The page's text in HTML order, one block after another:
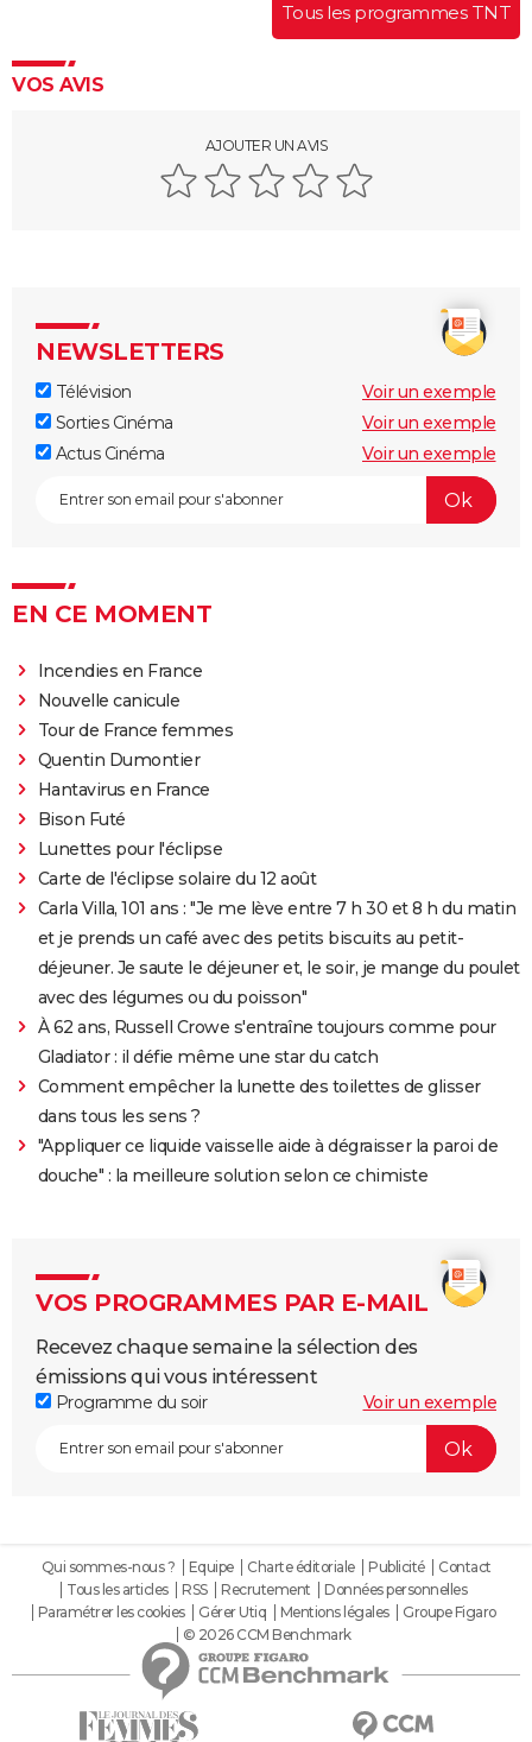
Tous les programmes TNT
VOS AVIS
AJOUTER UN AVIS
NEWSLETTERS
Télévision
Voir un exemple
Sorties Cinéma
Voir un exemple
Actus Cinéma
Voir un exemple
EN CE MOMENT
Incendies en France
Nouvelle canicule
Tour de France femmes
Quentin Dumontier
Hantavirus en France
Bison Futé
Lunettes pour l'éclipse
Carte de l'éclipse solaire du 12 août
Carla Villa, 101 ans : "Je me lève entre 7 h 30 et 8 h du matin
et je prends un café avec des petits biscuits au petit-
déjeuner. Je saute le déjeuner et, le soir, je mange du poulet
avec des légumes ou du poisson"
À 62 ans, Russell Crowe s'entraîne toujours comme pour
Gladiator : il défie même une star du catch
Comment empêcher la lunette des toilettes de glisser
dans tous les sens ?
"Appliquer ce liquide vaisselle aide à dégraisser la paroi de
douche" : la meilleure solution selon ce chimiste
VOS PROGRAMMES PAR E-MAIL
Recevez chaque semaine la sélection des
émissions qui vous intéressent
Programme du soir Voir un exemple
Qui sommes-nous ? Equipe Charte éditoriale Publicité
Contact
Tous les articles
RSS Recrutement
Données personnelles
Paramétrer les cookies
Gérer Utiq Mentions légales
Groupe Figaro
© 2026 CCM Benchmark